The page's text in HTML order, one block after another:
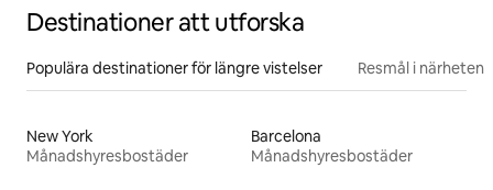
Destinationer att utforska
Populära destinationer för längre vistelser Resmål i närheten
New York
Månadshyresbostäder
Barcelona
Månadshyresbostäder